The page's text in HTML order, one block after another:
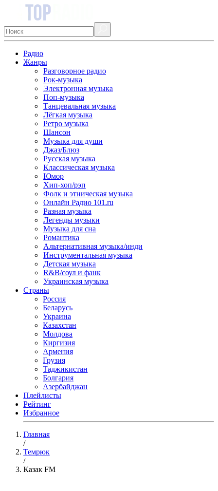
Радио
Жанры
Разговорное радио
Рок-музыка
Электронная музыка
Поп-музыка
Танцевальная музыка
Лёгкая музыка
Ретро музыка
Шансон
Музыка для души
Джаз/Блюз
Русская музыка
Классическая музыка
Юмор
Хип-хоп/рэп
Фолк и этническая музыка
Онлайн Радио 101.ru
Разная музыка
Легенды музыки
Музыка для сна
Романтика
Альтернативная музыка/инди
Инструментальная музыка
Детская музыка
R&B/cоул и фанк
Украинская музыка
Страны
Россия
Беларусь
Украина
Казахстан
Молдова
Киргизия
Армения
Грузия
Таджикистан
Болгария
Азербайджан
Плейлисты
Рейтинг
Избранное
Главная
/
Темрюк
/
Казак FM